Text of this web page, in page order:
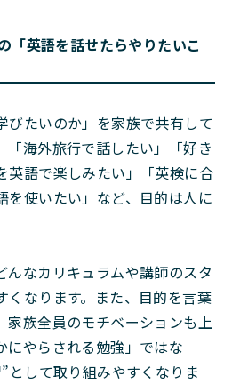
英語を話せたらやりたいこ
びたいのか」を家族で共有して
「海外旅行で話したい」「好き
英語で楽しみたい」「英検に合
を使いたい」など、目的は人に
んなカリキュラムや講師のスタ
くなります。また、目的を言葉
家族全員のモチベーションも上
にやらされる勉強」ではな
として取り組みやすくなりま